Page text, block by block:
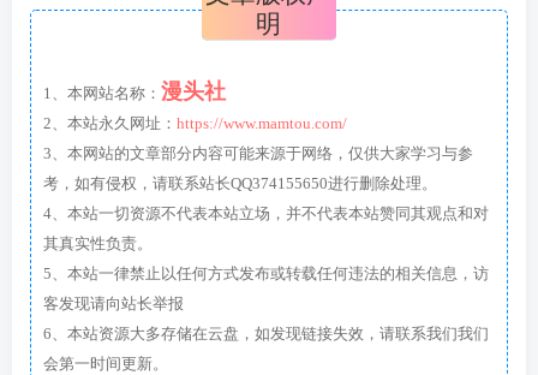
明
1、本网站名称： 漫头社
2、本站永久网址： https://www.mamtou.com/
3、本网站的文章部分内容可能来源于网络，仅供大家学习与参
考，如有侵权，请联系站长QQ374155650进行删除处理。
4、本站一切资源不代表本站立场，并不代表本站赞同其观点和对
其真实性负责。
5、本站一律禁止以任何方式发布或转载任何违法的相关信息，访
客发现请向站长举报
6、本站资源大多存储在云盘，如发现链接失效，请联系我们我们
会第一时间更新。